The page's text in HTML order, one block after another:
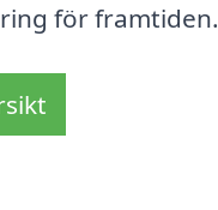
för framtiden.